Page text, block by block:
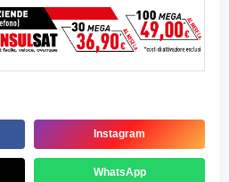
Instagram
WhatsApp